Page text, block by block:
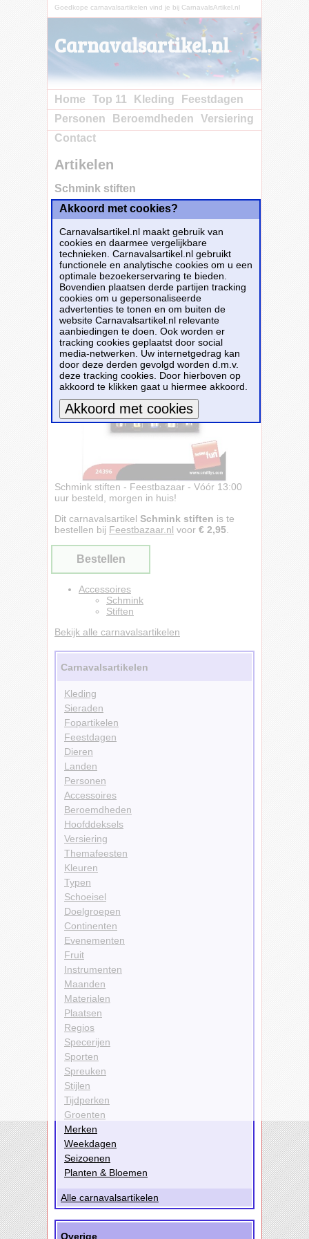
Goedkope carnavalsartikelen vind je bij CarnavalsArtikel.nl
Carnavalsartikel.nl
Home Top 11 Kleding
Feestdagen
Personen
Beroemdheden
Versiering
Contact
Artikelen
Schmink stiften
Schmink stiften - Feestbazaar - Vóór 13:00
uur besteld, morgen in huis!
Dit carnavalsartikel Schmink stiften is te
bestellen bij Feestbazaar.nl voor € 2,95
Bestellen
Accessoires
Schmink
Stiften
Bekijk alle carnavalsartikelen
Carnavalsartikelen
Kleding
Sieraden
Fopartikelen
Feestdagen
Dieren
Landen
Personen
Accessoires
Beroemdheden
Hoofddeksels
Versiering
Themafeesten
Kleuren
Typen
Schoeisel
Doelgroepen
Continenten
Evenementen
Fruit
Instrumenten
Maanden
Materialen
Plaatsen
Regios
Specerijen
Sporten
Spreuken
Stijlen
Tijdperken
Groenten
Merken
Weekdagen
Seizoenen
Planten & Bloemen
Alle carnavalsartikelen
Overige
Akkoord met cookies?
Carnavalsartikel.nl maakt gebruik van
cookies en daarmee vergelijkbare
technieken. Carnavalsartikel.nl gebruikt
functionele en analytische cookies om u een
optimale bezoekerservaring te bieden.
Bovendien plaatsen derde partijen tracking
cookies om u gepersonaliseerde
advertenties te tonen en om buiten de
website Carnavalsartikel.nl relevante
aanbiedingen te doen. Ook worden er
tracking cookies geplaatst door social
media-netwerken. Uw internetgedrag kan
door deze derden gevolgd worden d.m.v.
deze tracking cookies. Door hierboven op
akkoord te klikken gaat u hiermee akkoord.
Meer informatie